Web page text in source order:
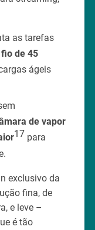
as tarefas
de 45
ágeis
de vapor
17 para
exclusivo da
fina, de
e leve –
é tão